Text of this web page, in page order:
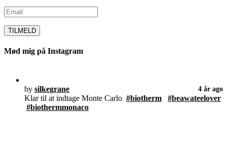
Mød mig på Instagram
by silkegrane 4 år ago
Klar til at indtage Monte Carlo #biotherm
#beawateelover
#biothermmonaco